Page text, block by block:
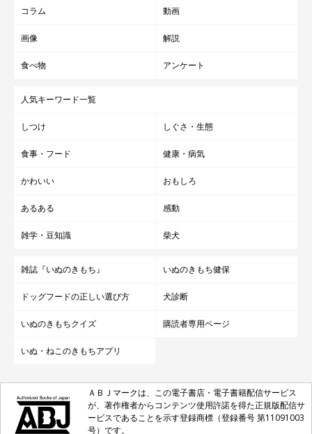
コラム 動画
画像 解説
食べ物 アンケート
人気キーワード一覧
しつけ しぐさ・生態
食事・フード 健康・病気
かわいい おもしろ
あるある 感動
雑学・豆知識 柴犬
雑誌『いぬのきもち』 いぬのきもち健保
ドッグフードの正しい選び方 犬診断
いぬのきもちクイズ 購読者専用ページ
いぬ・ねこのきもちアプリ
ＡＢＪマークは、この電子書店・電子書籍配信サービス
が、著作権者からコンテンツ使用許諾を得た正規版配信サ
ービスであることを示す登録商標（登録番号 第11091003
号）です。